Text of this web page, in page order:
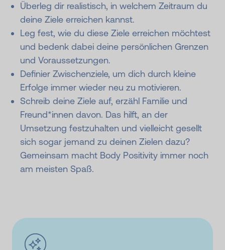
Überleg dir realistisch, in welchem Zeitraum du
deine Ziele erreichen kannst.
Leg fest, wie du diese Ziele erreichen möchtest
und bedenk dabei deine persönlichen Grenzen
und Voraussetzungen.
Definier Zwischenziele, um dich durch kleine
Erfolge immer wieder neu zu motivieren.
Schreib deine Ziele auf, erzähl Familie und
Freund*innen davon. Das hilft, an der
Umsetzung festzuhalten und vielleicht gesellt
sich sogar jemand zu deinen Zielen dazu?
Gemeinsam macht Body Positivity immer noch
am meisten Spaß.